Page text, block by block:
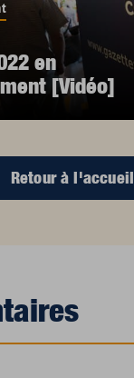
en
[Vidéo]
Retour à l'accueil